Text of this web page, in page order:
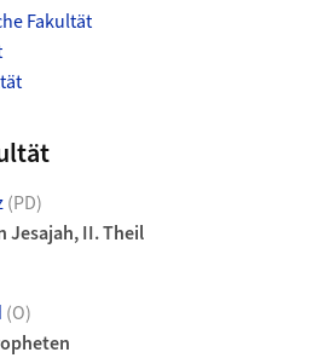
Fakultät
(PD)
Jesajah, II. Theil
(O)